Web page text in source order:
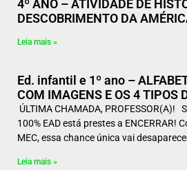
4º ANO – ATIVIDADE DE
DESCOBRIMENTO DA
Leia mais »
Ed. infantil e 1º ano –
COM IMAGENS E OS 4 TIPOS
ÚLTIMA CHAMADA, PROFESSOR(A)!
100% EAD está prestes a ENCERRAR!
MEC, essa chance única vai
Leia mais »